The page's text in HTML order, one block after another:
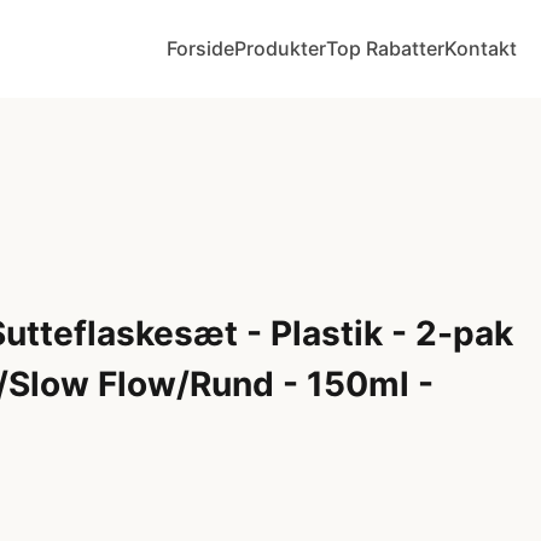
ForsideProdukterTop RabatterKontakt
- Plastik - 2-pak
Flow/Rund - 150ml -